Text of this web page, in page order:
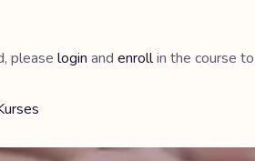
please login and enrollin the course to